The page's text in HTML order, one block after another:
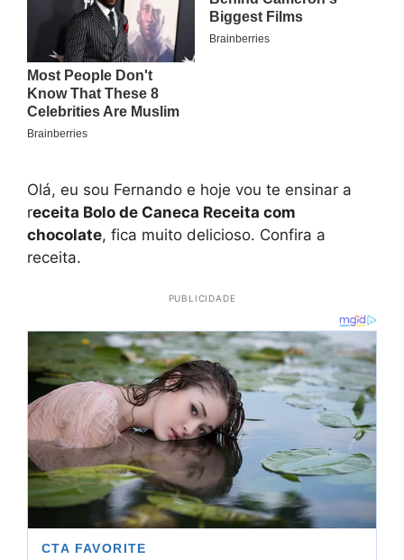
Olá, eu sou Fernando e hoje vou te ensinar a
receita Bolo de Caneca Receita com
chocolate, fica muito delicioso. Confira a
receita.
PUBLICIDADE